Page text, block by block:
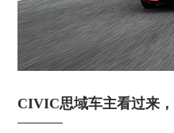
CIVIC思域车主看过来